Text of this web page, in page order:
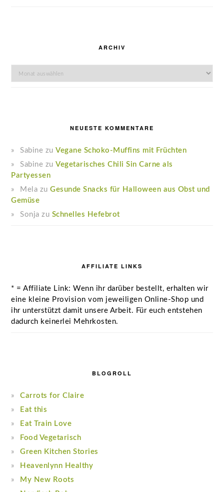
ARCHIV
NEUESTE KOMMENTARE
Sabine zuVegane Schoko-Muffins mit Früchten
Sabine zuVegetarisches Chili Sin Carne als
Partyessen
Mela zuGesunde Snacks für Halloween aus Obst und
Gemüse
Sonja zu Schnelles Hefebrot
AFFILIATE LINKS
* = Affiliate Link: Wenn ihr darüber bestellt, erhalten wir
eine kleine Provision vom jeweiligen Online-Shop und
ihr unterstützt damit unsere Arbeit. Für euch entstehen
dadurch keinerlei Mehrkosten.
BLOGROLL
Carrots for Claire
Eat this
Eat Train Love
Food Vegetarisch
Green Kitchen Stories
Heavenlynn Healthy
My New Roots